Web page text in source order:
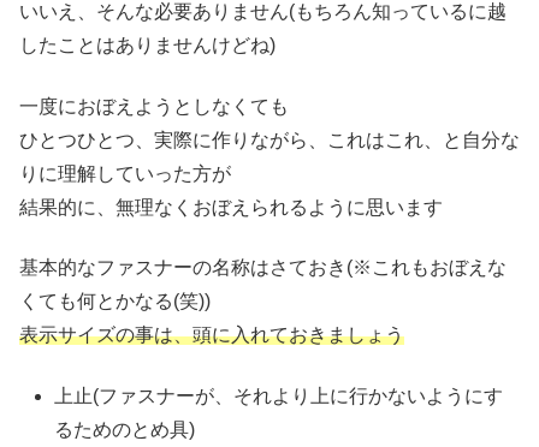
いいえ、そんな必要ありません(もちろん知っているに越
したことはありませんけどね)
一度におぼえようとしなくても
ひとつひとつ、実際に作りながら、これはこれ、と自分な
りに理解していった方が
結果的に、無理なくおぼえられるように思います
基本的なファスナーの名称はさておき(※これもおぼえな
くても何とかなる(笑))
表示サイズの事は、頭に入れておきましょう
上止(ファスナーが、それより上に行かないようにす
るためのとめ具)